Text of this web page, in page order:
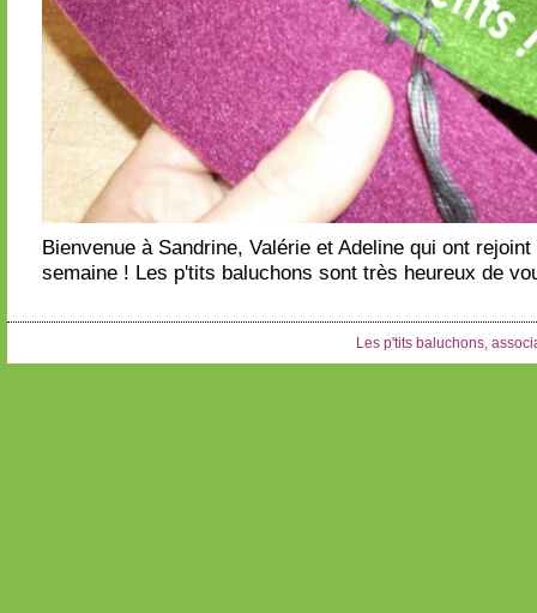
Bienvenue à Sandrine, Valérie et Adeline qui ont
semaine ! Les p'tits baluchons sont très heureux de
Les p'tits baluchons,